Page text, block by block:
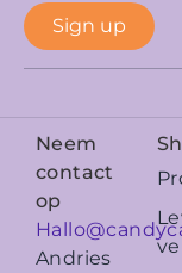
Sign up
Neem
contact
op
Andries